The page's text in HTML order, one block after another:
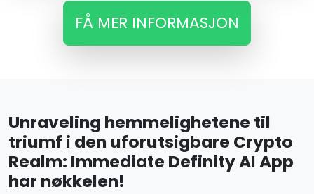
FÅ MER INFORMASJON
Unraveling hemmelighetene til
triumf i den uforutsigbare Crypto
Realm: Immediate Definity AI App
har nøkkelen!